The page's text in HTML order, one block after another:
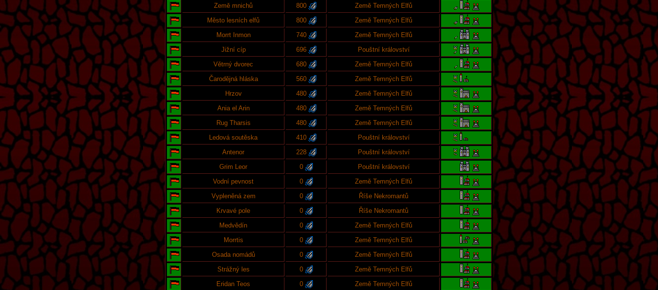
Země mnichů
800
Země Temných Elfů
Město lesních elfů
800
Země Temných Elfů
Morrt Inmon
740
Země Temných Elfů
Jižní cíp
696
Pouštní království
Větrný dvorec
680
Země Temných Elfů
Čarodějná hláska
560
Země Temných Elfů
Hrzov
480
Země Temných Elfů
Ania el Arin
480
Země Temných Elfů
Rug Tharsis
480
Země Temných Elfů
Ledová soutěska
410
Pouštní království
Antenor
228
Pouštní království
Grim Leor
0
Pouštní království
Vodní pevnost
0
Země Temných Elfů
Vypleněná zem
0
Říše Nekromantů
Krvavé pole
0
Říše Nekromantů
Medvědín
0
Země Temných Elfů
Morrtis
0
Země Temných Elfů
Osada nomádů
0
Země Temných Elfů
Strážný les
0
Země Temných Elfů
Eridan Teos
0
Země Temných Elfů